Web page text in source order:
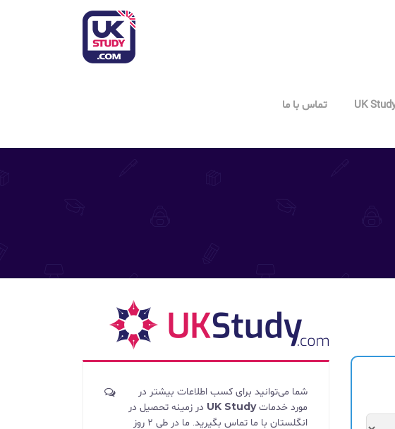
تماس با ما
شما می‌توانید برای کسب اطلاعات بیشتر در
مورد خدماتUK Study در زمینه تحصیل در
انگلستان با ما تماس بگیرید. ما در طی ۲ روز